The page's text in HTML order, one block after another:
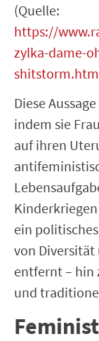
(Quelle:
https://
zylka-dame-
Diese
indem sie
auf ihren
ein
von
entfernt – hin
und